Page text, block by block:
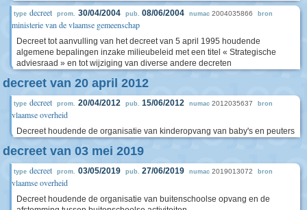
type decreet prom. 30/04/2004 pub. 08/06/2004 numac 2004035866 bron
ministerie van de vlaamse gemeenschap
Decreet tot aanvulling van het decreet van 5 april 1995 houdende
algemene bepalingen inzake milieubeleid met een titel « Strategische
adviesraad » en tot wijziging van diverse andere decreten
decreet van 20 april 2012
type decreet prom. 20/04/2012 pub. 15/06/2012 numac 2012035637 bron
vlaamse overheid
Decreet houdende de organisatie van kinderopvang van baby's en peuters
decreet van 03 mei 2019
type decreet prom. 03/05/2019 pub. 27/06/2019 numac 2019013072 bron
vlaamse overheid
Decreet houdende de organisatie van buitenschoolse opvang en de